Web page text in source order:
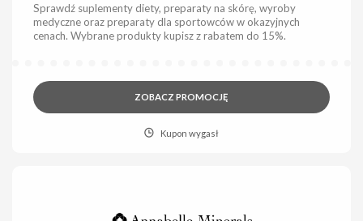
Sprawdź suplementy diety, preparaty na skórę, wyroby
medyczne oraz preparaty dla sportowców w okazyjnych
cenach. Wybrane produkty kupisz z rabatem do 15%.
ZOBACZ PROMOCJĘ
Kupon wygasł